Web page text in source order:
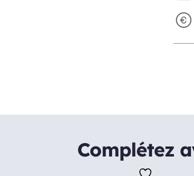
Complétez